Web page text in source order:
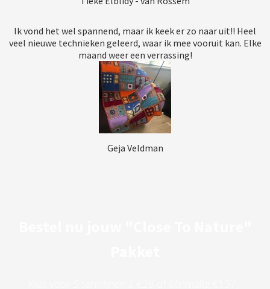
Ik vond het wel spannend, maar ik keek er zo naar uit!! Heel
veel nieuwe technieken geleerd, waar ik mee vooruit kan. Elke
maand weer een verrassing!
Geja Veldman